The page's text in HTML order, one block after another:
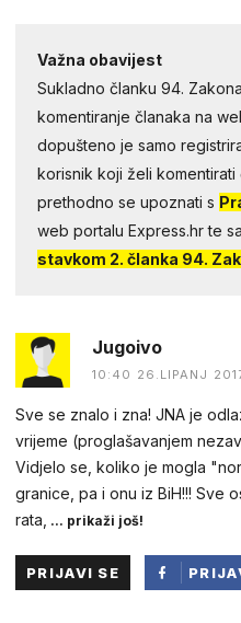
Važna obavijest
Sukladno članku 94.
komentiranje članaka na
dopušteno je samo
korisnik koji želi
prethodno se upoznati s
web portalu Express.hr te sa
stavkom 2. članka 94.
Jugoivo
10:40 26.LIPANJ
Sve se znalo i zna! JNA je
vrijeme (proglašavanjem
Vidjelo se, koliko je mogla
granice, pa i onu iz BiH!!! Sve
rata, ... prikaži još!
PRIJAVI SE